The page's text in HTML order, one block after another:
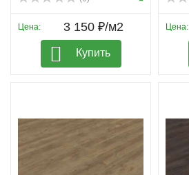
Цена: 3 150 ₽/м2
Купить
Цена: